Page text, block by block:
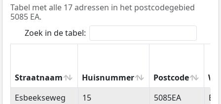
Tabel met alle 17 adressen in het postcodegebied
5085 EA.
Zoek in de tabel:
Straatnaam Huisnummer Postcode
Straatnaam
Huisnummer Postcode
Esbeekseweg 15 5085EA